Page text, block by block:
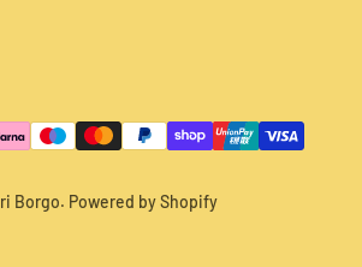
Borgo. Powered by Shopify